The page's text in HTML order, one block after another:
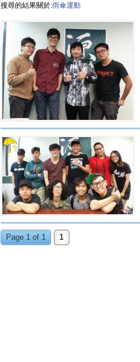
搜尋的結果關於:雨傘運動
Page 1 of 1 1